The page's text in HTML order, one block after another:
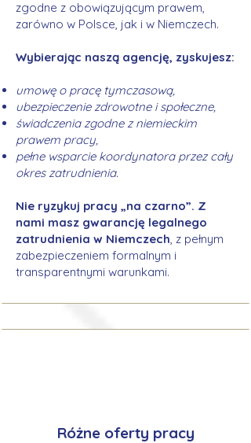
zgodne z obowiązującym prawem,
zarówno w Polsce, jak i w Niemczech.
Wybierając naszą agencję, zyskujesz:
umowę o pracę tymczasową,
ubezpieczenie zdrowotne i społeczne,
świadczenia zgodne z niemieckim
prawem pracy,
pełne wsparcie koordynatora przez cały
okres zatrudnienia.
Nie ryzykuj pracy „na czarno”. Z
nami masz gwarancję legalnego
zatrudnienia w Niemczech, z pełnym
zabezpieczeniem formalnym i
transparentnymi warunkami.
Różne oferty pracy